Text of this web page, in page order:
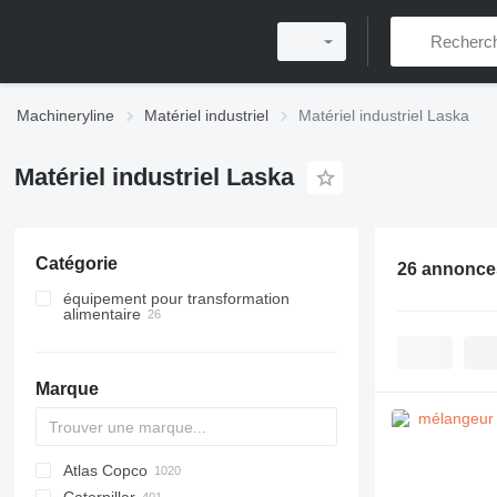
Machineryline Matériel industriel Matériel industriel Laska
Matériel industriel Laska
Catégorie
équipement pour transformation
alimentaire
mélangeurs à viande
hachoirs à viande
guillotines à viande congelée
Marque
PDS
APD
AB
Ensis
VZ
AG3
Atlas Copco
26